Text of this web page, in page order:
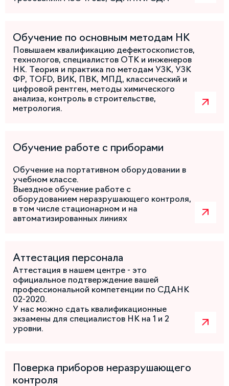
Обучение по основным методам НК
Повышаем квалификацию дефектоскопистов,
технологов, специалистов ОТК и инженеров
НК. Теория и практика по методам УЗК, УЗК
ФР, TOFD, ВИК, ПВК, МПД, классический и
цифровой рентген, методы химического
анализа, контроль в строительстве,
метрология.
Обучение работе с приборами
Обучение на портативном оборудовании в
учебном классе.
Выездное обучение работе с
оборудованием неразрушающего контроля,
в том числе стационарном и на
автоматизированных линиях
Аттестация персонала
Аттестация в нашем центре - это
официальное подтверждение вашей
профессиональной компетенции по СДАНК
02-2020.
У нас можно сдать квалификационные
экзамены для специалистов НК на 1 и 2
уровни.
Поверка приборов неразрушающего
контроля